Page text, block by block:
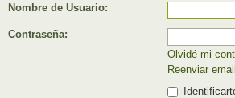
Nombre de Usuario:
Contraseña:
Olvidé mi
Reenviar